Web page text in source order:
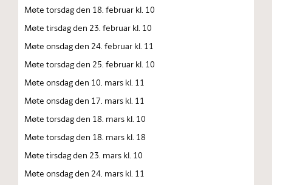
Møte torsdag den 18. februar kl. 10
Møte tirsdag den 23. februar kl. 10
Møte onsdag den 24. februar kl. 11
Møte torsdag den 25. februar kl. 10
Møte onsdag den 10. mars kl. 11
Møte onsdag den 17. mars kl. 11
Møte torsdag den 18. mars kl. 10
Møte torsdag den 18. mars kl. 18
Møte tirsdag den 23. mars kl. 10
Møte onsdag den 24. mars kl. 11